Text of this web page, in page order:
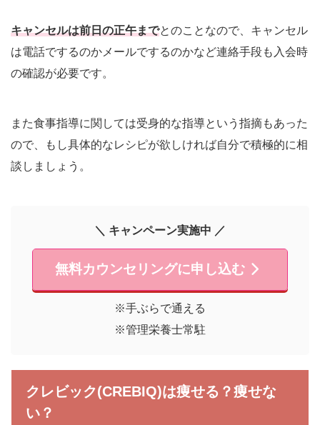
キャンセルは前日の正午までとのことなので、キャンセル
は電話でするのかメールでするのかなど連絡手段も入会時
の確認が必要です。
また食事指導に関しては受身的な指導という指摘もあった
ので、もし具体的なレシピが欲しければ自分で積極的に相
談しましょう。
＼ キャンペーン実施中 ／
無料カウンセリングに申し込む
※手ぶらで通える
※管理栄養士常駐
クレビック(CREBIQ)は痩せる？痩せな
い？